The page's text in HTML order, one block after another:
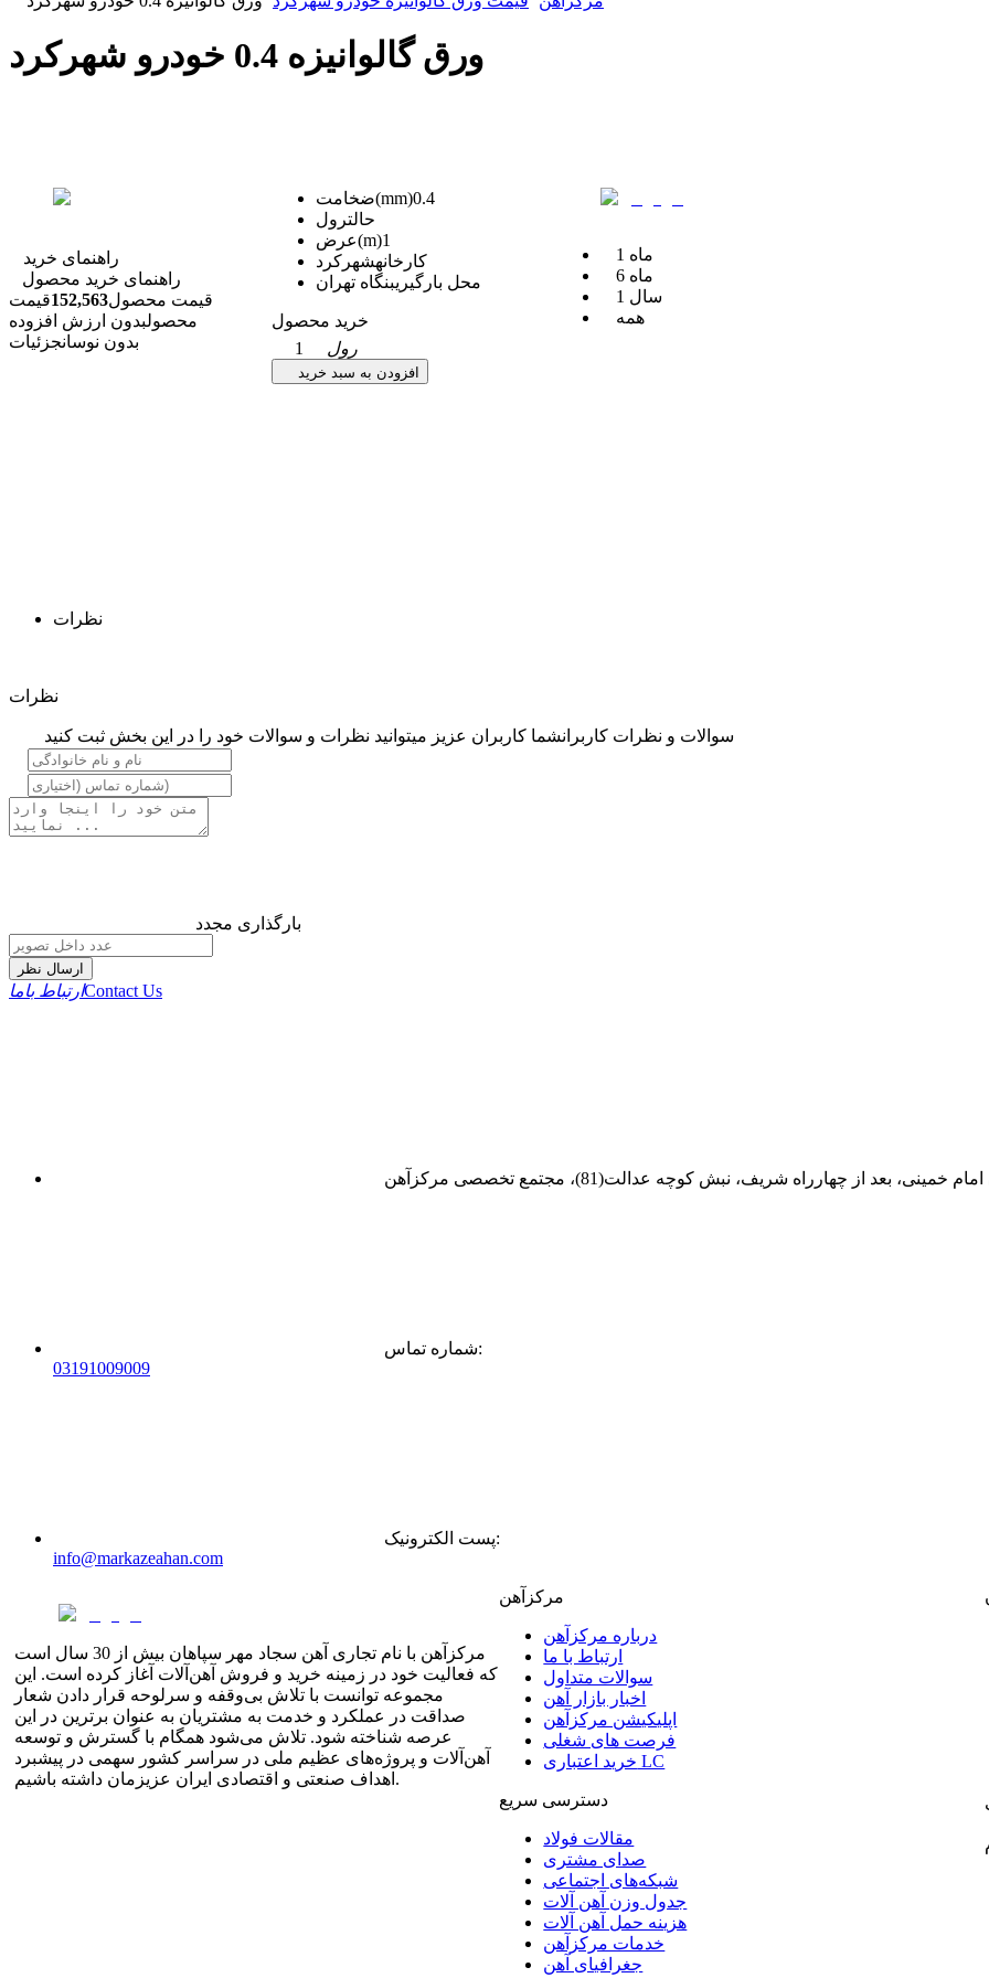
ورق گالوانیزه 0.4 خودرو شهرکرد
راهنمای خرید
راهنمای خرید محصول
قیمت محصول152,563قیمت
محصولبدون ارزش افزوده
بدون نوسانجزئیات
ضخامت(mm)0.4
حالترول
عرض(m)1
کارخانهشهرکرد
محل بارگیریبنگاه تهران
خرید محصول
1
رول
افزودن به سبد خرید
1 ماه
6 ماه
1 سال
همه
نظرات
نظرات
سوالات و نظرات کاربرانشما کاربران عزیز میتوانید نظرات و سوالات خود را در این بخش ثبت کنید
بارگذاری مجدد
ارسال نظر
ارتباط باماContact Us
خمینی، بعد از چهارراه شریف، نبش کوچه عدالت(81)، مجتمع تخصصی مرکزآهن
شماره تماس:
03191009009
پست الکترونیک:
info@markazeahan.com
مرکزآهن با نام تجاری آهن سجاد مهر سپاهان بیش از 30 سال است
که فعالیت خود در زمینه خرید و فروش آهن‌آلات آغاز کرده است. این
مجموعه توانست با تلاش بی‌وقفه و سرلوحه قرار دادن شعار
صداقت در عملکرد و خدمت به مشتریان به عنوان برترین در این
عرصه شناخته شود. تلاش می‌شود همگام با گسترش و توسعه
آهن‌آلات و پروژه‌های عظیم ملی در سراسر کشور سهمی در پیشبرد
اهداف صنعتی و اقتصادی ایران عزیزمان داشته باشیم.
مرکزآهن
درباره مرکزآهن
ارتباط با ما
سوالات متداول
اخبار بازار آهن
اپلیکیشن مرکزآهن
فرصت های شغلی
خرید اعتباری LC
دسترسی سریع
مقالات فولاد
صدای مشتری
شبکه‌های اجتماعی
جدول وزن آهن آلات
هزینه حمل آهن آلات
خدمات مرکزآهن
جغرافیای آهن